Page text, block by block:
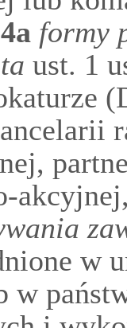
4a formy
ust. 1
w
w